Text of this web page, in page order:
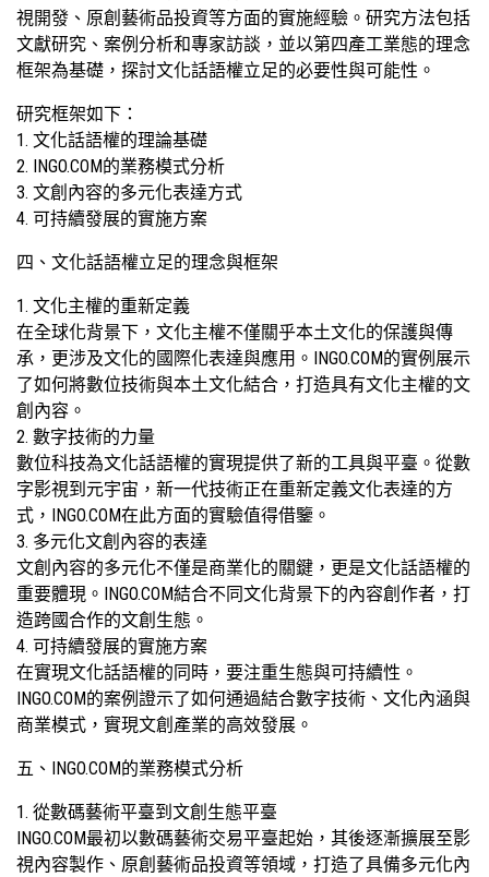
視開發、原創藝術品投資等方面的實施經驗。研究方法包括
文獻研究、案例分析和專家訪談，並以第四產工業態的理念
框架為基礎，探討文化話語權立足的必要性與可能性。
研究框架如下：
1. 文化話語權的理論基礎
2. INGO.COM的業務模式分析
3. 文創內容的多元化表達方式
4. 可持續發展的實施方案
四、文化話語權立足的理念與框架
1. 文化主權的重新定義
在全球化背景下，文化主權不僅關乎本土文化的保護與傳
承，更涉及文化的國際化表達與應用。INGO.COM的實例展示
了如何將數位技術與本土文化結合，打造具有文化主權的文
創內容。
2. 數字技術的力量
數位科技為文化話語權的實現提供了新的工具與平臺。從數
字影視到元宇宙，新一代技術正在重新定義文化表達的方
式，INGO.COM在此方面的實驗值得借鑒。
3. 多元化文創內容的表達
文創內容的多元化不僅是商業化的關鍵，更是文化話語權的
重要體現。INGO.COM結合不同文化背景下的內容創作者，打
造跨國合作的文創生態。
4. 可持續發展的實施方案
在實現文化話語權的同時，要注重生態與可持續性。
INGO.COM的案例證示了如何通過結合數字技術、文化內涵與
商業模式，實現文創產業的高效發展。
五、INGO.COM的業務模式分析
1. 從數碼藝術平臺到文創生態平臺
INGO.COM最初以數碼藝術交易平臺起始，其後逐漸擴展至影
視內容製作、原創藝術品投資等領域，打造了具備多元化內